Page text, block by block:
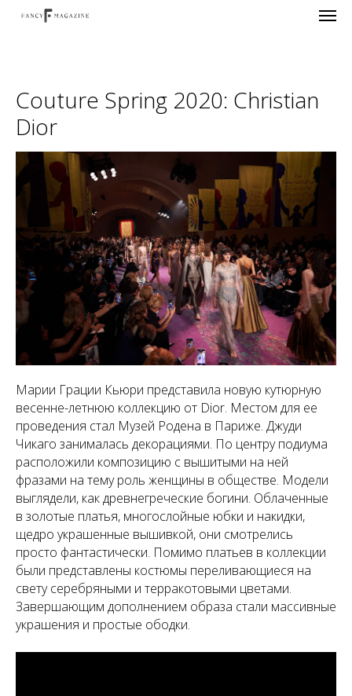
Couture Spring 2020: Christian
Dior
Марии Грации Кьюри представила новую кутюрную
весенне-летнюю коллекцию от Dior. Местом для ее
проведения стал Музей Родена в Париже. Джуди
Чикаго занималась декорациями. По центру подиума
расположили композицию с вышитыми на ней
фразами на тему роль женщины в обществе. Модели
выглядели, как древнегреческие богини. Облаченные
в золотые платья, многослойные юбки и накидки,
щедро украшенные вышивкой, они смотрелись
просто фантастически. Помимо платьев в коллекции
были представлены костюмы переливающиеся на
свету серебряными и терракотовыми цветами.
Завершающим дополнением образа стали массивные
украшения и простые ободки.